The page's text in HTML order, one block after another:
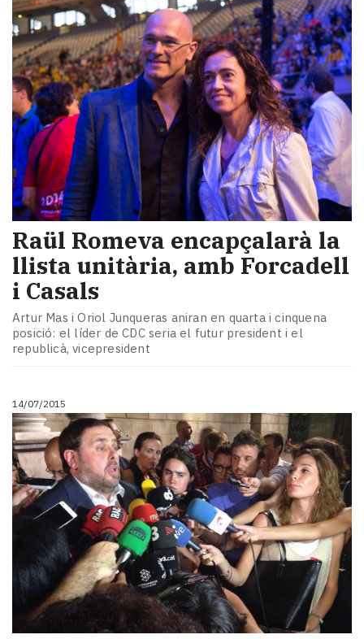
Raül Romeva encapçalarà la
llista unitària, amb Forcadell
i Casals
Artur Mas i Oriol Junqueras aniran en quarta i cinquena
posició: el líder de CDC seria el futur president i el
republicà, vicepresident
14/07/2015